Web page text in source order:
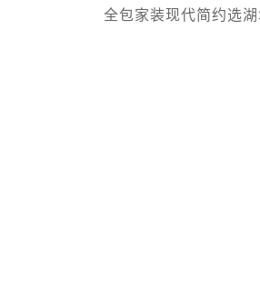
全包家装现代简约选